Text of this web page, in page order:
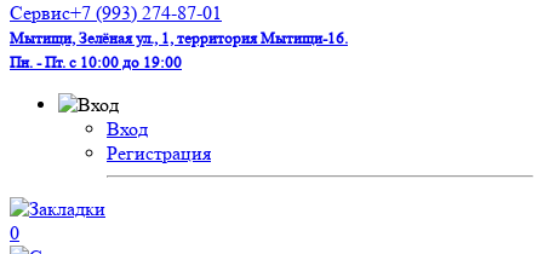
Сервис+7 (993) 274-87-01
Мытищи, Зелёная ул., 1, территория Мытищи-16.
Пн. - Пт. с 10:00 до 19:00
Вход
Регистрация
0